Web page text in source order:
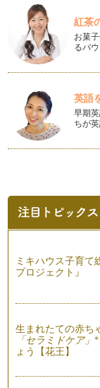
自然素材でハン
いよいよ寒くな
特…
アロマでバスタイ
り、一日の疲れ
アロマで家事タ
植物から抽出した
続き、精油の抗
いつものお風呂
長かった夏休み
家。 そんな我が
まだまだ暑さが
いることと思い
夏にカラダが欲す
みなさんは、ハ
などの芳香植物
紅茶
お菓
るパ
英語
早期
ちが
ミキハウス子育て
プロジェクト』
生まれたての赤ち
「セラミドケア」※
ょう【花王】